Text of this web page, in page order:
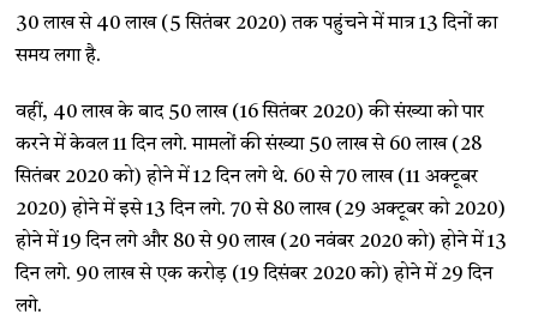
30 लाख से 40 लाख (5 सितंबर 2020) तक पहुंचने में मात्र 13 दिनों का
समय लगा है.
वहीं, 40 लाख के बाद 50 लाख (16 सितंबर 2020) की संख्या को पार
करने में केवल 11 दिन लगे. मामलों की संख्या 50 लाख से 60 लाख (28
सितंबर 2020 को) होने में 12 दिन लगे थे. 60 से 70 लाख (11 अक्टूबर
2020) होने में इसे 13 दिन लगे. 70 से 80 लाख (29 अक्टूबर को 2020)
होने में 19 दिन लगे और 80 से 90 लाख (20 नवंबर 2020 को) होने में 13
दिन लगे. 90 लाख से एक करोड़ (19 दिसंबर 2020 को) होने में 29 दिन
लगे.